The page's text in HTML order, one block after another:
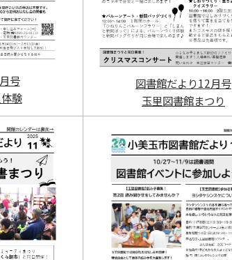
号
験
図書館だより12月号
玉里図書館まつり